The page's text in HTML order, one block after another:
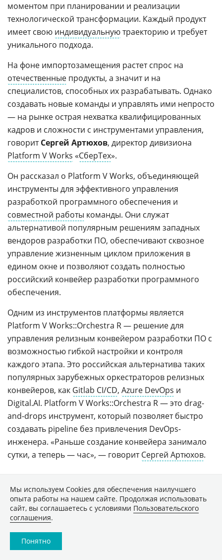
моментом при планировании и реализации
технологической трансформации. Каждый продукт
имеет свою индивидуальнуютраекторию и требует
уникального подхода.
На фоне импортозамещения растет спрос на
отечественные продукты, а значит и на
специалистов, способных их разрабатывать. Однако
создавать новые команды и управлять ими непросто
— на рынке острая нехватка квалифицированных
кадров и сложности с инструментами управления,
говоритСергей Артюхов, директор дивизиона
Platform V Works «СберТех».
Он рассказал о Platform V Works, объединяющей
инструменты для эффективного управления
разработкой программного обеспечения и
совместной работы команды. Они служат
альтернативой популярным решениям западных
вендоров разработки ПО, обеспечивают сквозное
управление жизненным циклом приложения в
едином окне и позволяют создать полностью
российский конвейер разработки программного
обеспечения.
Одним из инструментов платформы является
Platform V Works::Orchestra R — решение для
управления релизным конвейером разработки ПО с
возможностью гибкой настройки и контроля
каждого этапа. Это российская альтернатива таких
популярных зарубежных оркестраторов релизных
конвейеров, как Gitlab CI/CD, Azure DevOps и
Digital.AI. Platform V Works::Orchestra R — это drag-
and-drops инструмент, который позволяет быстро
создавать pipeline без привлечения DevOps-
инженера. «Раньше создание конвейера занимало
сутки, а теперь — час», — говоритСергей Артюхов.
Сложности цифровой
трансформации
«Я далек от того, чтобы гордиться нашими успехами
выступление
Мы используем Сookies для обеспечения наилучшего
опыта работы на нашем сайте. Продолжая использовать
сайт, вы соглашаетесь с условиями Пользовательского
соглашения.
Понятно